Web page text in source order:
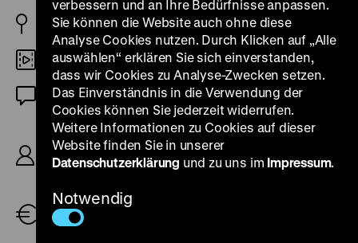
CS/BE 1970
DCP
OmeU
R: Věra Chytilová, B: Věra Chytilová, Ester
Krumbachová, K: Jaroslav Kučera, D: Jitka
Novákova, Karel Novák, Jan Schmid, Eva
Tickets
verbessern und an Ihre Bedürfnisse anpassen.
Sie können die Website auch ohne diese
Analyse Cookies nutzen. Durch Klicken auf „Alle
auswählen“ erklären Sie sich einverstanden,
dass wir Cookies zu Analyse-Zwecken setzen.
Das Einverständnis in die Verwendung der
Cookies können Sie jederzeit widerrufen.
Weitere Informationen zu Cookies auf dieser
Website finden Sie in unserer
Datenschutzerklärung und zu uns im Impressum.
Notwendig